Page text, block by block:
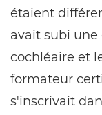
étaient
avait subi
cochléaire et
formateur
s'inscrivait